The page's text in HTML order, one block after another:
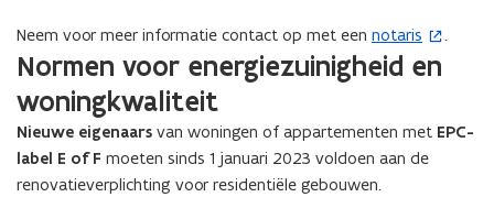
Neem voor meer informatie contact op met een notaris
(
o
n
t
i
.
Normen voor energiezuinigheid en
woningkwaliteit
Nieuwe eigenaars van woningen of appartementen met EPC-
label E of F moeten sinds 1 januari 2023 voldoen aan de
renovatieverplichting voor residentiële gebouwen.